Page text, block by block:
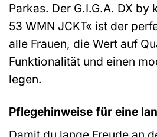
Parkas. Der G.I.G.A. DX by
53 WMN JCKT« ist der
alle Frauen, die Wert auf
Funktionalität und einen
legen.
Pflegehinweise für eine